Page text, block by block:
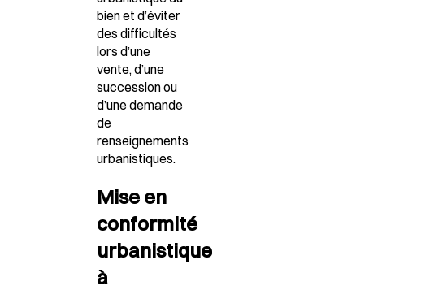
bien et d’éviter
des difficultés
lors d’une
vente, d’une
succession ou
d’une demande
de
renseignements
urbanistiques.
Mise en
conformité
urbanistique
à